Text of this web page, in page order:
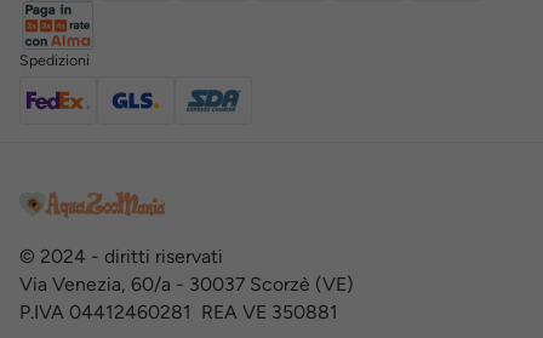
Spedizioni
© 2024 - diritti riservati
Via Venezia, 60/a - 30037 Scorzè (VE)
P.IVA 04412460281 REA VE 350881